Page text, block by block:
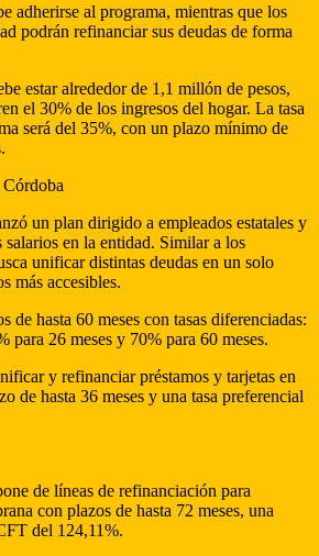
adherirse al programa, mientras que los
podrán refinanciar sus deudas de forma
estar alrededor de 1,1 millón de pesos,
el 30% de los ingresos del hogar. La tasa
será del 35%, con un plazo mínimo de
un plan dirigido a empleados estatales y
salarios en la entidad. Similar a los
unificar distintas deudas en un solo
más accesibles.
de hasta 60 meses con tasas diferenciadas:
para 26 meses y 70% para 60 meses.
y refinanciar préstamos y tarjetas en
de hasta 36 meses y una tasa preferencial
de líneas de refinanciación para
con plazos de hasta 72 meses, una
del 124,11%.